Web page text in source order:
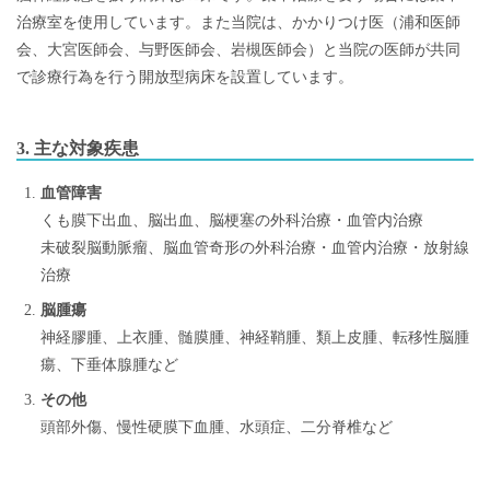
治療室を使用しています。また当院は、かかりつけ医（浦和医師
会、大宮医師会、与野医師会、岩槻医師会）と当院の医師が共同
で診療行為を行う開放型病床を設置しています。
3. 主な対象疾患
血管障害
くも膜下出血、脳出血、脳梗塞の外科治療・血管内治療
未破裂脳動脈瘤、脳血管奇形の外科治療・血管内治療・放射線
治療
脳腫瘍
神経膠腫、上衣腫、髄膜腫、神経鞘腫、類上皮腫、転移性脳腫
瘍、下垂体腺腫など
その他
頭部外傷、慢性硬膜下血腫、水頭症、二分脊椎など